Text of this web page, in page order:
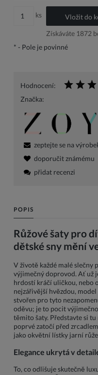
ks
Vložit do
Získáváte 1872
* - Pole je povinné
Hodnocení:
Značka:
zeptejte se na
doporučit známému
přidat recenzi
POPIS
Růžové šaty pro
dětské sny mění
V životě každé malé slečny
výjimečný doprovod. Ať už
hrdostí kráčí uličkou, nebo
nejzářivější hvězdou,
stvořen pro tyto
oděvu; je to pocit
těmito šaty. Představte si
poprvé zatočí před
jako okvětní lístky jarní
Elegance ukrytá v
To, co odlišuje skutečně